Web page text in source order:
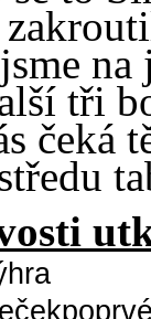
na
tři
čeká